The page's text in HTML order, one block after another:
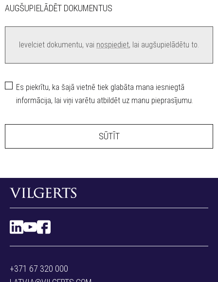
AUGŠUPIELĀDĒT DOKUMENTUS
Ievelciet dokumentu, vai nospiediet, lai augšupielādētu to.
Es piekrītu, ka šajā vietnē tiek glabāta mana iesniegtā
informācija, lai viņi varētu atbildēt uz manu pieprasījumu.
SŪTĪT
+371 67 320 000